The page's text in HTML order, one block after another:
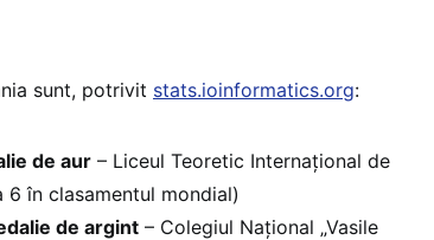
sunt, potrivit stats.ioinformatics.org:
de aur – Liceul Teoretic Internațional de
în clasamentul mondial)
de argint – Colegiul Naţional „Vasile